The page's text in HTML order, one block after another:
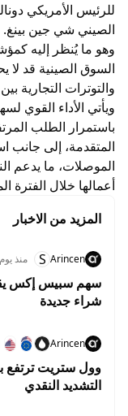
للرئيس الأمريكي
الصيني شي جين بينغ.
وهو ما يُنظر إليه
السوق الصينية قد لا
والتوترات التجارية
ويأتي الأداء القوي
باستمرار الطلب
المتقدمة، إلى جانب
الموصلات، ما يدعم
أعمالها خلال الفترة
المزيد من الاخبار
Arincen
S منذ يوم
شراء جديدة
Arincen
وول ستريت ترتفع
التشديد النقدي